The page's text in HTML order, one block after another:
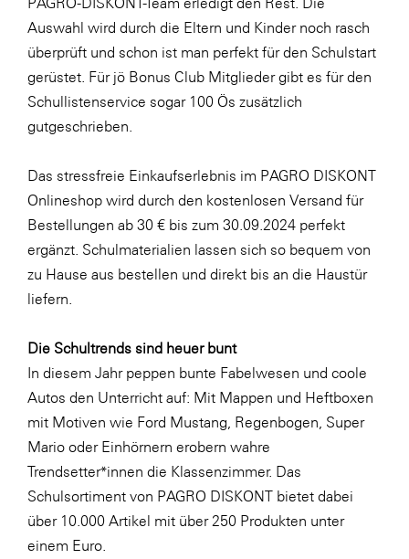
JELD-WEN DANA
kosaplaner
LAT Nitrogen
Libro
Die Menü-Manufaktur
MTH Retail Group
OMV
PHH Rechtsanwält:innen
Primark
Salesforce
sebamed
SeneCura
SERVICE&MORE
SKINUANCE®
Auswahl wird durch die Eltern und Kinder noch rasch
überprüft und schon ist man perfekt für den Schulstart
gerüstet. Für jö Bonus Club Mitglieder gibt es für den
Schullistenservice sogar 100 Ös zusätzlich
gutgeschrieben.
Das stressfreie Einkaufserlebnis im PAGRO DISKONT
Onlineshop wird durch den kostenlosen Versand für
Bestellungen ab 30 € bis zum 30.09.2024 perfekt
ergänzt. Schulmaterialien lassen sich so bequem von
zu Hause aus bestellen und direkt bis an die Haustür
liefern.
Die Schultrends sind heuer bunt
In diesem Jahr peppen bunte Fabelwesen und coole
Autos den Unterricht auf: Mit Mappen und Heftboxen
mit Motiven wie Ford Mustang Regenbogen Super
Mario oder Einhörnern erobern wahre
Trendsetter*innen die Klassenzimmer. Das
Schulsortiment von PAGRO DISKONT bietet dabei
über 10.000 Artikel mit über 250 Produkten unter
einem Euro.